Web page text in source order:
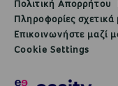
Πολιτική Απορρήτου
Πληροφορίες
Επικοινωνήστε μαζί
Cookie Settings